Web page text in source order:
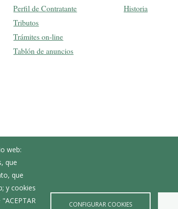
Perfil de Contratante
Tributos
Trámites on-line
Tablón de anuncios
Historia
web:
que
que
y cookies
CONFIGURAR COOKIES
Corporación Municipal
Teléfonos de interés